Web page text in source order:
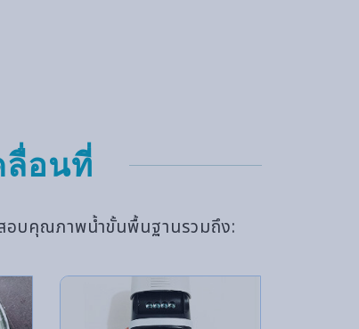
ลื่อนที่
อบคุณภาพน้ำขั้นพื้นฐานรวมถึง: